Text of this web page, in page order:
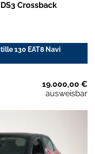
Crossback
130 EAT8 Navi
19.000,00 €
ausweisbar